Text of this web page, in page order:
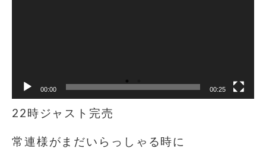
00:00 00:25
22時ジャスト完売️
常連様がまだいらっしゃる時に